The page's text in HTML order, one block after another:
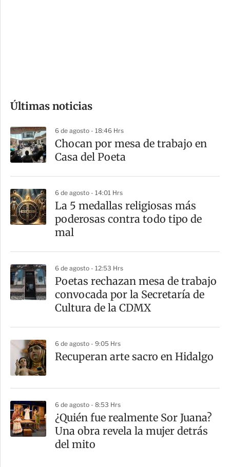
m
a
r
t
r
Últimas noticias
6 de agosto - 18:46 Hrs
Chocan por mesa de trabajo en
Casa del Poeta
6 de agosto - 14:01 Hrs
La 5 medallas religiosas más
poderosas contra todo tipo de
mal
6 de agosto - 12:53 Hrs
Poetas rechazan mesa de trabajo
convocada por la Secretaría de
Cultura de la CDMX
6 de agosto - 9:05 Hrs
Recuperan arte sacro en Hidalgo
6 de agosto - 8:53 Hrs
¿Quién fue realmente Sor Juana?
Una obra revela la mujer detrás
del mito